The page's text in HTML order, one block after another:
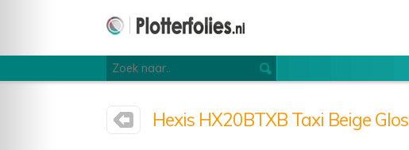
Hexis HX20BTXB Taxi Beige